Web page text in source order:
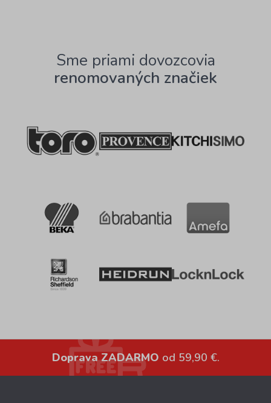
Sme priami dovozcovia
renomovaných značiek
Doprava ZADARMO od 59,90 €.